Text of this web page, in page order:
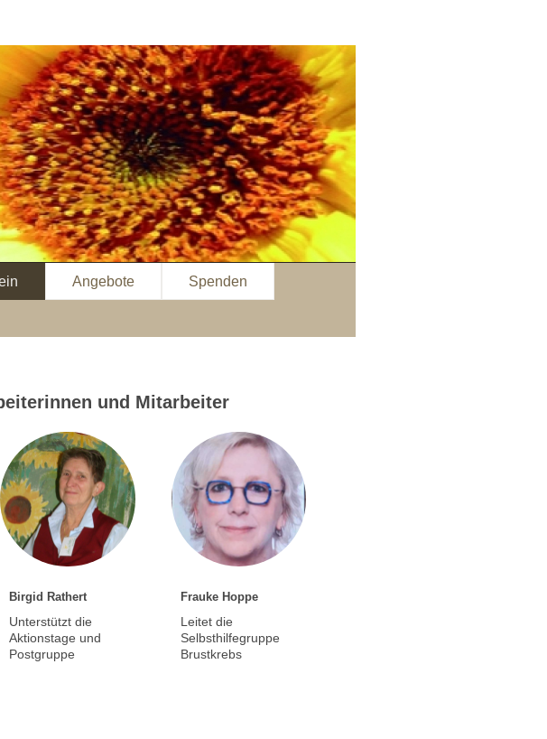
Angebote Spenden
und Mitarbeiter
Birgid Rathert
Unterstützt die
Aktionstage und
Postgruppe
Frauke Hoppe
Leitet die
Selbsthilfegruppe
Brustkrebs